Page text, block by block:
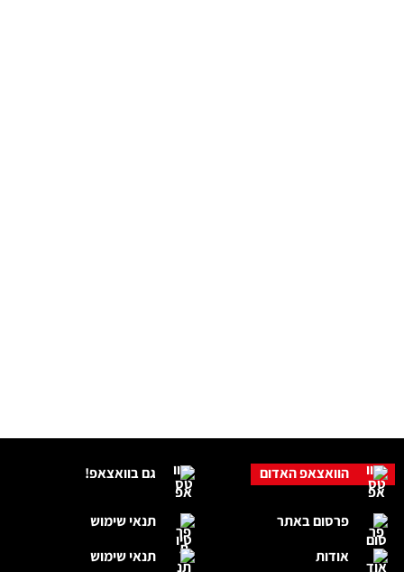
גם בוואצאפ!
תנאי שימוש
תנאי שימוש
הוואצאפ האדום
פרסום באתר
אודות